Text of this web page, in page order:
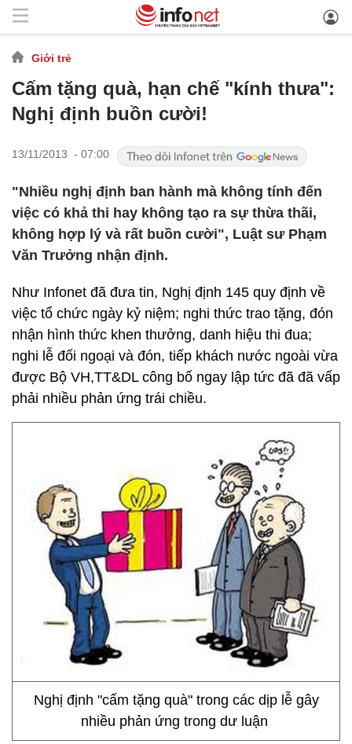
Giới trẻ
Cấm tặng quà, hạn chế "kính thưa":
Nghị định buồn cười!
13/11/2013 - 07:00
"Nhiều nghị định ban hành mà không tính đến
việc có khả thi hay không tạo ra sự thừa thãi,
không hợp lý và rất buồn cười", Luật sư Phạm
Văn Trưởng nhận định.
Như Infonet đã đưa tin, Nghị định 145 quy định về
việc tổ chức ngày kỷ niệm; nghi thức trao tặng, đón
nhận hình thức khen thưởng, danh hiệu thi đua;
nghi lễ đối ngoại và đón, tiếp khách nước ngoài vừa
được Bộ VH,TT&DL công bố ngay lập tức đã đã vấp
phải nhiều phản ứng trái chiều.
Nghị định "cấm tặng quà" trong các dịp lễ gây
nhiều phản ứng trong dư luận